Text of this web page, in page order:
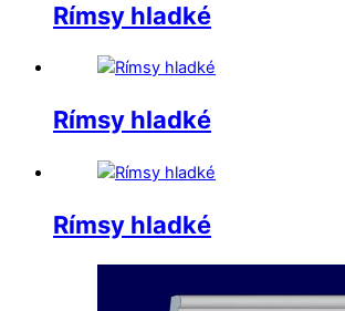
Rímsy hladké
Rímsy hladké
Rímsy hladké